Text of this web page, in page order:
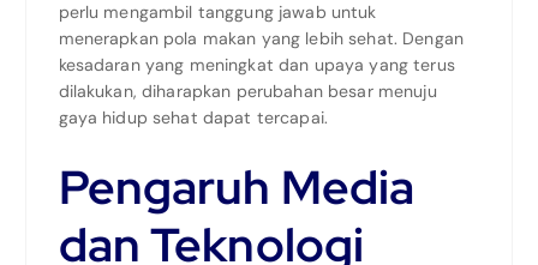
perlu mengambil tanggung jawab untuk
menerapkan pola makan yang lebih sehat. Dengan
kesadaran yang meningkat dan upaya yang terus
dilakukan, diharapkan perubahan besar menuju
gaya hidup sehat dapat tercapai.
Pengaruh Media
dan Teknologi